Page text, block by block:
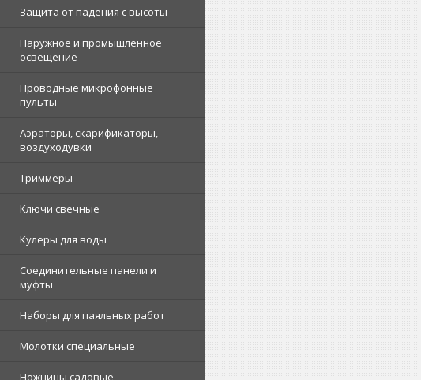
Защита от падения с высоты
Наружное и промышленное
освещение
Проводные микрофонные
пульты
Аэраторы, скарификаторы,
воздуходувки
Триммеры
Ключи свечные
Кулеры для воды
Соединительные панели и
муфты
Наборы для паяльных работ
Молотки специальные
Ножницы садовые